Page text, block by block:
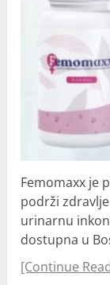
Femomaxx je
podrži
urinarnu
dostupna u
[Continue